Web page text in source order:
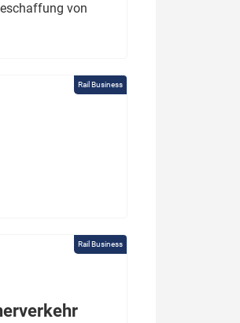
von
Rail Business
Rail Business